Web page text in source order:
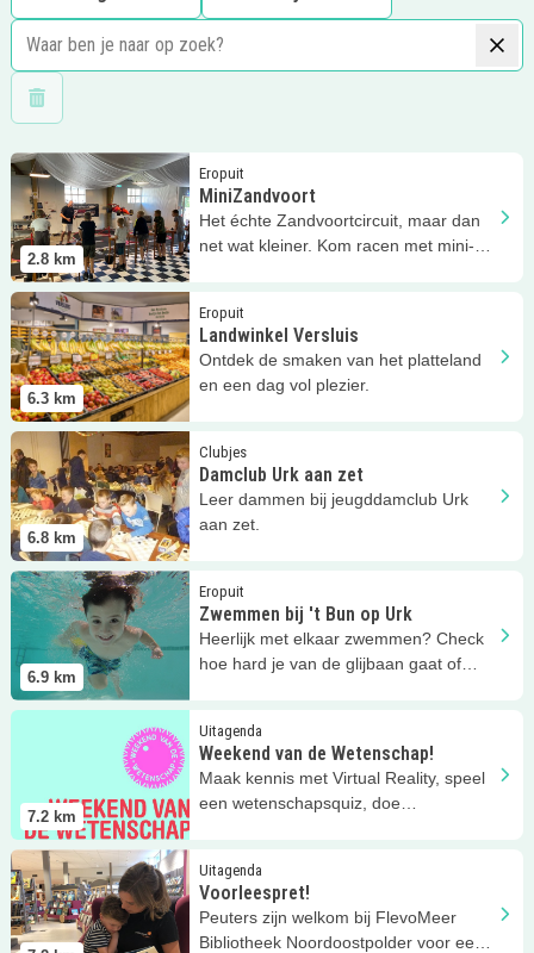
Wis filters
2.8 km
Eropuit
MiniZandvoort
Het échte Zandvoortcircuit, maar dan
net wat kleiner. Kom racen met mini-
Lees meer MiniZandvoort
6.3 km
Eropuit
Landwinkel Versluis
Ontdek de smaken van het platteland
en een dag vol plezier.
Lees meer Landwinkel Versluis
6.8 km
Clubjes
Damclub Urk aan zet
Leer dammen bij jeugddamclub Urk
aan zet.
Lees meer Damclub Urk aan zet
6.9 km
Eropuit
Zwemmen bij 't Bun op Urk
Heerlijk met elkaar zwemmen? Check
hoe hard je van de glijbaan gaat of
Lees meer Zwemmen bij 't Bun op Urk
7.2 km
Uitagenda
Weekend van de Wetenschap!
Maak kennis met Virtual Reality, speel
een wetenschapsquiz, doe
Weekend van de Wetenschap!
Uitagenda
Voorleespret!
Peuters zijn welkom bij FlevoMeer
Bibliotheek Noordoostpolder voor een
Lees meer Voorleespret!